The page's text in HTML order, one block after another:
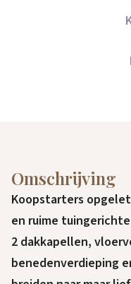
Omschrijving
Koopstarters
en ruime
2 dakkapellen,
benedenverdieping